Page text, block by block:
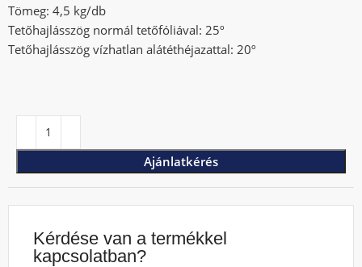
Tömeg: 4,5 kg/db
Tetőhajlásszög normál tetőfóliával: 25º
Tetőhajlásszög vízhatlan alátéthéjazattal: 20º
Ajánlatkérés
Kérdése van a termékkel
kapcsolatban?